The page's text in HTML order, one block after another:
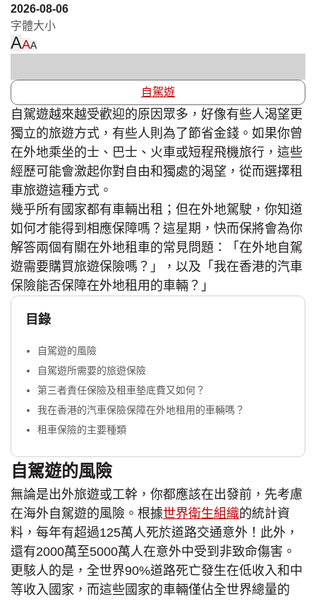
2026-08-06
字體大小
AAA
自駕遊
自駕遊越來越受歡迎的原因眾多，好像有些人渴望更
獨立的旅遊方式，有些人則為了節省金錢。如果你曾
在外地乘坐的士、巴士、火車或短程飛機旅行，這些
經歷可能會激起你對自由和獨處的渴望，從而選擇租
車旅遊這種方式。
幾乎所有國家都有車輛出租；但在外地駕駛，你知道
如何才能得到相應保障嗎？這星期，快而保將會為你
解答兩個有關在外地租車的常見問題：「在外地自駕
遊需要購買旅遊保險嗎？」，以及「我在香港的汽車
保險能否保障在外地租用的車輛？」
目錄
自駕遊的風險
自駕遊所需要的旅遊保險
第三者責任保險及租車墊底費又如何？
我在香港的汽車保險保障在外地租用的車輛嗎？
租車保險的主要種類
自駕遊的風險
無論是出外旅遊或工幹，你都應該在出發前，先考慮
在海外自駕遊的風險。根據世界衛生組織的統計資
料，每年有超過125萬人死於道路交通意外！此外，
還有2000萬至5000萬人在意外中受到非致命傷害。
更駭人的是，全世界90%道路死亡發生在低收入和中
等收入國家，而這些國家的車輛僅佔全世界總量的